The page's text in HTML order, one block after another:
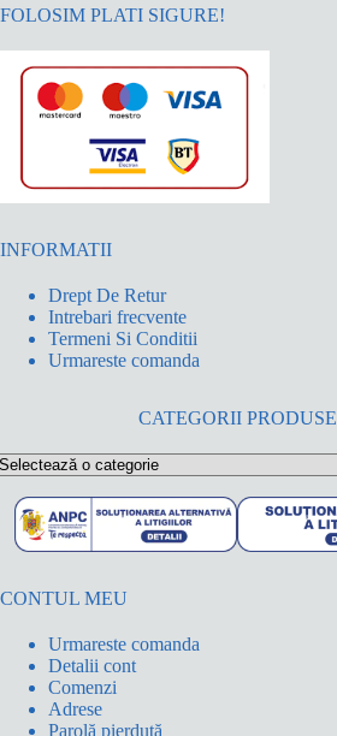
FOLOSIM PLATI SIGURE!
INFORMATII
Drept De Retur
Intrebari frecvente
Termeni Si Conditii
Urmareste comanda
CATEGORII PRODUSE
CONTUL MEU
Urmareste comanda
Detalii cont
Comenzi
Adrese
Parolă pierdută